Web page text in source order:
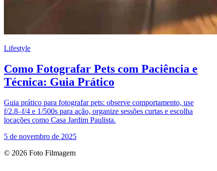
Lifestyle
Como Fotografar Pets com Paciência e
Técnica: Guia Prático
Guia prático para fotografar pets: observe comportamento, use
f/2.8–f/4 e 1/500s para ação, organize sessões curtas e escolha
locações como Casa Jardim Paulista.
5 de novembro de 2025
© 2026 Foto Filmagem